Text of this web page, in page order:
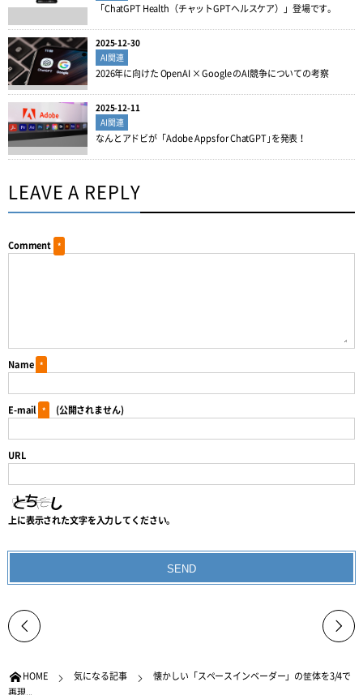
「ChatGPT Health（チャットGPTヘルスケア）」登場です。
2025-12-30
AI関連
2026年に向けた OpenAI × Google のAI競争についての考察
2025-12-11
AI関連
なんとアドビが「Adobe Apps for ChatGPT｣を発表！
LEAVE A REPLY
Comment *
Name *
E-mail * (公開されません)
URL
上に表示された文字を入力してください。
HOME 気になる記事
懐かしい「スペースインベーダー」の筐体を3/4で